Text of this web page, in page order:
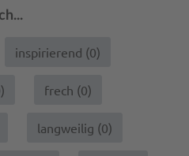
inspirierend (0)
) frech (0)
langweilig (0)